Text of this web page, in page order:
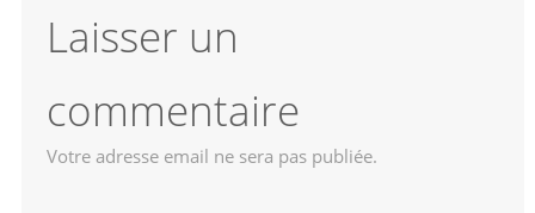
Laisser un
commentaire
Votre adresse email ne sera pas publiée.